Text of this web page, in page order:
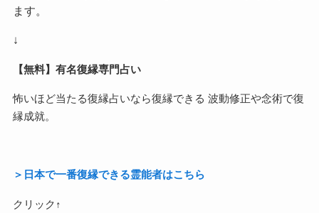
ます。
↓
【無料】有名復縁専門占い
怖いほど当たる復縁占いなら復縁できる 波動修正や念術で復
縁成就。
＞日本で一番復縁できる霊能者はこちら
クリック↑